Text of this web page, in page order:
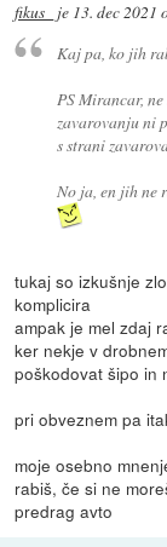
fikus_ je 13. dec 2021
Kaj pa, ko jih
PS Mirancar,
zavarovanju ni
s strani
No ja, en jih ne
tukaj so izkušnje
komplicira
ampak je mel zdaj
ker nekje v
poškodovat šipo in
pri obveznem pa
moje osebno
rabiš, če si ne
predrag avto